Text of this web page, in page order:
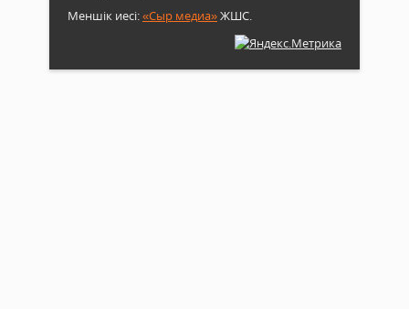
Меншік иесі:«Сыр медиа»ЖШС.